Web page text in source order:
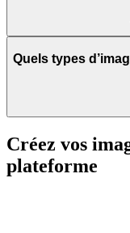
Quels types
Créez vos
plateforme